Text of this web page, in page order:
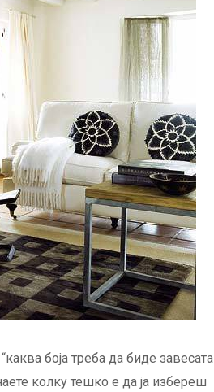
боја треба да биде завесата
колку тешко е да ја избереш